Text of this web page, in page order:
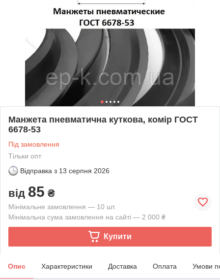
Манжета пневматична куткова, комір ГОСТ
6678-53
Під замовлення
Тільки опт
Відправка з 13 серпня 2026
від 85 ₴
Мінімальне замовлення — 10 шт.
Мінімальна сума замовлення на сайті — 2 000 ₴
Купити
Опис Характеристики Доставка Оплата Умови